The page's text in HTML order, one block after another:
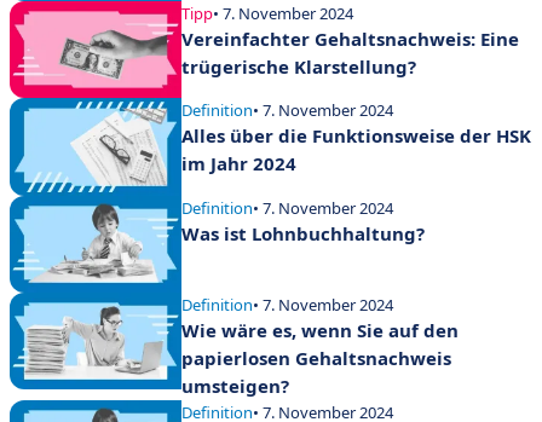
Tipp• 7. November 2024
Vereinfachter Gehaltsnachweis: Eine
trügerische Klarstellung?
Definition• 7. November 2024
Alles über die Funktionsweise der HSK
im Jahr 2024
Definition• 7. November 2024
Was ist Lohnbuchhaltung?
Definition• 7. November 2024
Wie wäre es, wenn Sie auf den
papierlosen Gehaltsnachweis
umsteigen?
Definition• 7. November 2024